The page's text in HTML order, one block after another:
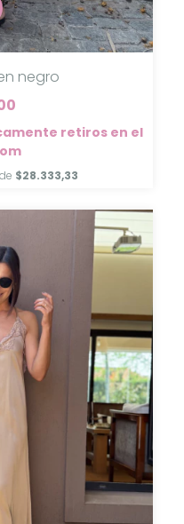
negro
retiros en el
$28.333,33